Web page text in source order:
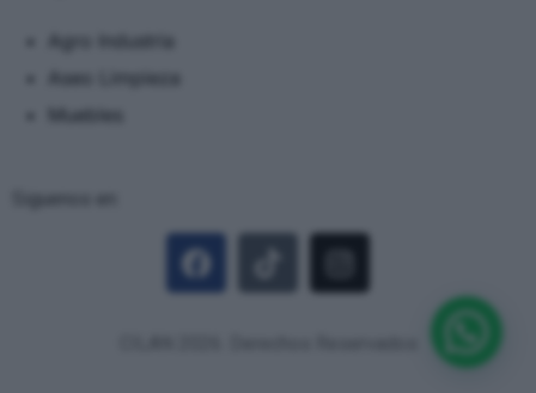
Aseo Limpieza
Muebles